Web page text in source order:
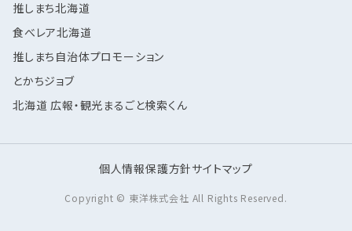
推しまち北海道
食べレア北海道
推しまち自治体プロモーション
とかちジョブ
北海道 広報・観光まるごと検索くん
個人情報保護方針サイトマップ
Copyright © 東洋株式会社 All Rights Reserved.